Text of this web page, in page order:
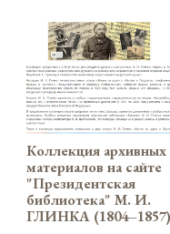
Коллекция архивных
материалов на сайте
"Президентская
библиотека" М. И.
ГЛИНКА (1804–1857)